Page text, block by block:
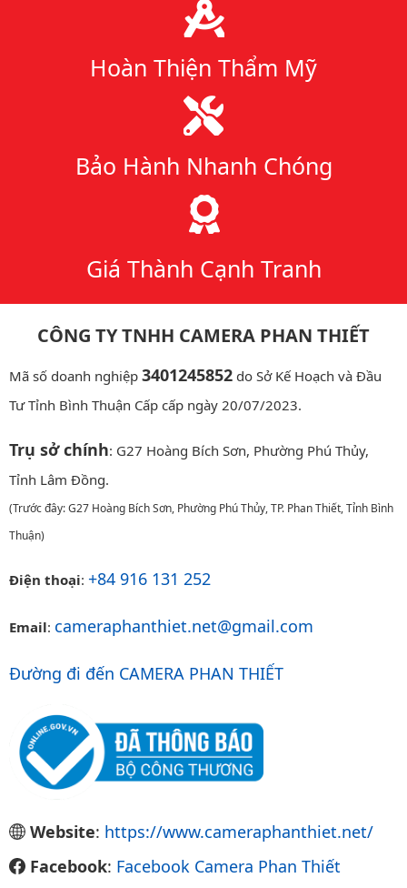
Hoàn Thiện Thẩm Mỹ
Bảo Hành Nhanh Chóng
Giá Thành Cạnh Tranh
CÔNG TY TNHH CAMERA PHAN THIẾT
Mã số doanh nghiệp 3401245852 do Sở Kế Hoạch và Đầu
Tư Tỉnh Bình Thuận Cấp cấp ngày 20/07/2023.
Trụ sở chính: G27 Hoàng Bích Sơn, Phường Phú Thủy,
Tỉnh Lâm Đồng.
(Trước đây: G27 Hoàng Bích Sơn, Phường Phú Thủy, TP. Phan Thiết, Tỉnh Bình
Thuận)
Điện thoại: +84 916 131 252
Email: cameraphanthiet.net@gmail.com
Đường đi đến CAMERA PHAN THIẾT
Website: https://www.cameraphanthiet.net/
Facebook: Facebook Camera Phan Thiết